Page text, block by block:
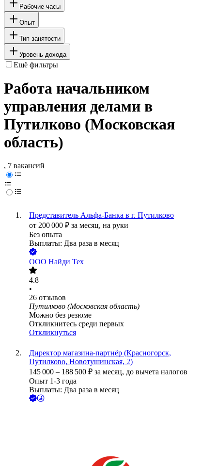
Рабочие часы
Опыт
Тип занятости
Уровень дохода
Ещё фильтры
Работа начальником
управления делами в
Путилково (Московская
область)
, 7 вакансий
Представитель Альфа-Банка в г. Путилково
от 200 000 ₽ за месяц, на руки
Без опыта
Выплаты: Два раза в месяц
ООО Найди Тех
4.8
•
26 отзывов
Путилково (Московская область)
Можно без резюме
Откликнитесь среди первых
Откликнуться
Директор магазина-партнёр (Красногорск,
Путилково, Новотушинская, 2)
145 000 – 188 500 ₽ за месяц, до вычета налогов
Опыт 1-3 года
Выплаты: Два раза в месяц